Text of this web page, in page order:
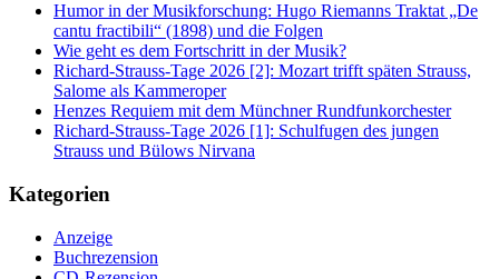
Humor in der Musikforschung: Hugo Riemanns Traktat „De
cantu fractibili“ (1898) und die Folgen
Wie geht es dem Fortschritt in der Musik?
Richard-Strauss-Tage 2026 [2]: Mozart trifft späten Strauss,
Salome als Kammeroper
Henzes Requiem mit dem Münchner Rundfunkorchester
Richard-Strauss-Tage 2026 [1]: Schulfugen des jungen
Strauss und Bülows Nirvana
Kategorien
Anzeige
Buchrezension